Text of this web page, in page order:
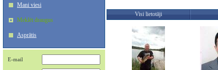
Mani viesi
Meklēt draugus
Asprātis
E-mail
Visi lietotāji